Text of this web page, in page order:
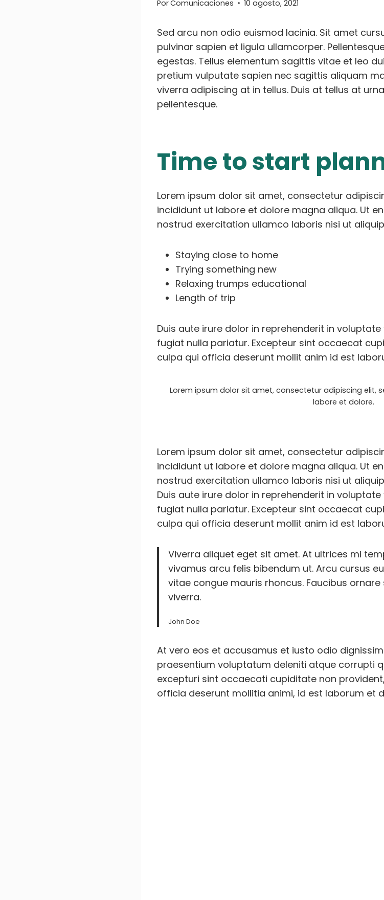
PorComunicaciones 10 agosto, 2021
Sed arcu non odio euismod lacinia. Sit amet
pulvinar sapien et ligula ullamcorper.
egestas. Tellus elementum sagittis vitae et leo
pretium vulputate sapien nec sagittis aliquam
viverra adipiscing at in tellus. Duis at tellus at
pellentesque.
Time to start
Lorem ipsum dolor sit amet, consectetur
incididunt ut labore et dolore magna aliqua. Ut
nostrud exercitation ullamco laboris nisi ut
Staying close to home
Trying something new
Relaxing trumps educational
Length of trip
Duis aute irure dolor in reprehenderit in
fugiat nulla pariatur. Excepteur sint occaecat
culpa qui officia deserunt mollit anim id est
Lorem ipsum dolor sit amet, consectetur adipiscing elit,
labore et dolore.
Lorem ipsum dolor sit amet, consectetur
incididunt ut labore et dolore magna aliqua. Ut
nostrud exercitation ullamco laboris nisi ut
Duis aute irure dolor in reprehenderit in
fugiat nulla pariatur. Excepteur sint occaecat
culpa qui officia deserunt mollit anim id est
Viverra aliquet eget sit amet. At ultrices mi
vivamus arcu felis bibendum ut. Arcu cursus
vitae congue mauris rhoncus. Faucibus
viverra.
John Doe
At vero eos et accusamus et iusto odio
praesentium voluptatum deleniti atque corrupti
excepturi sint occaecati cupiditate non
officia deserunt mollitia animi, id est laborum et